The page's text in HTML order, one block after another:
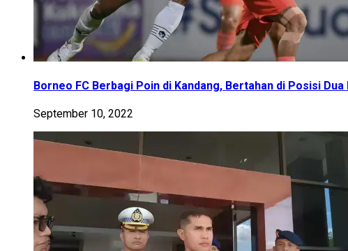
Borneo FC Berbagi Poin di Kandang, Bertahan di Posisi Dua
September 10, 2022